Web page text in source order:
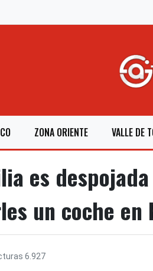
ZONA ORIENTE VALLE DE
es
un coche en
6.927